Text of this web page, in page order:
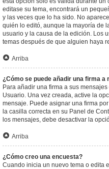
editase su tema, encontrará un
y las veces que lo ha sido. No
quién lo editó, aunque la mayoría de
usuario y la causa de la edición. Los
temas después de que alguien haya
Arriba
¿Cómo se puede añadir una firma a
Para añadir una firma a sus
Usuario. Una vez creada, active la
mensaje. Puede asignar una firma
la casilla correcta en su Panel de
los mensajes, debe desactivar la
Arriba
¿Cómo creo una encuesta?
Cuando inicia un nuevo tema o edita